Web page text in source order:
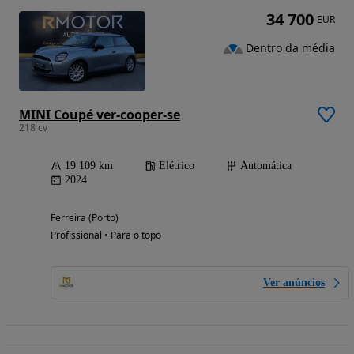
MINI Coupé ver-cooper-se
218 cv
19 109 km Elétrico
Automática
2024
Ferreira (Porto)
Profissional • Para o topo
Ver anúncios
34 700 EUR
Dentro da média